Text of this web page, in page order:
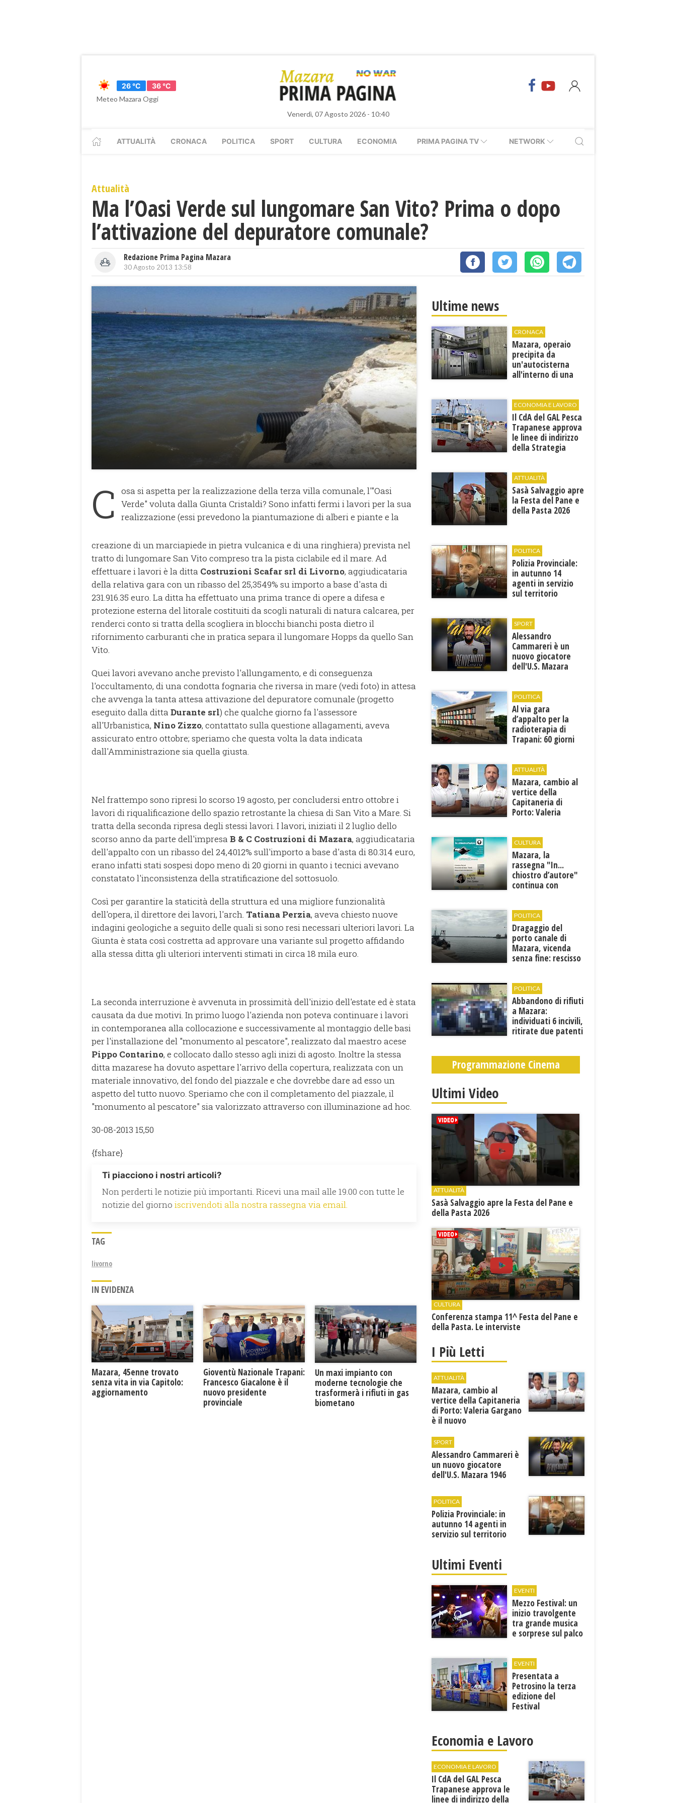
26 °C
36 °C
Meteo Mazara Oggi
Venerdì, 07 Agosto 2026 - 10:40
ATTUALITÀ CRONACA POLITICA SPORT CULTURA ECONOMIA PRIMA PAGINA TV NETWORK
Attualità
Ma l’Oasi Verde sul lungomare San Vito? Prima o dopo
l’attivazione del depuratore comunale?
Redazione Prima Pagina Mazara
30 Agosto 2013 13:58
C
osa si aspetta per la realizzazione della terza villa comunale, l'"Oasi
Verde" voluta dalla Giunta Cristaldi? Sono infatti fermi i lavori per la sua
realizzazione (essi prevedono la piantumazione di alberi e piante e la
creazione di un marciapiede in pietra vulcanica e di una ringhiera) prevista nel
tratto di lungomare San Vito compreso tra la pista ciclabile ed il mare. Ad
effettuare i lavori è la ditta Costruzioni Scafar srl di Livorno, aggiudicataria
della relativa gara con un ribasso del 25,3549% su importo a base d'asta di
231.916.35 euro. La ditta ha effettuato una prima trance di opere a difesa e
protezione esterna del litorale costituiti da scogli naturali di natura calcarea, per
renderci conto si tratta della scogliera in blocchi bianchi posta dietro il
rifornimento carburanti che in pratica separa il lungomare Hopps da quello San
Vito.
Quei lavori avevano anche previsto l'allungamento, e di conseguenza
l'occultamento, di una condotta fognaria che riversa in mare (vedi foto) in attesa
che avvenga la tanta attesa attivazione del depuratore comunale (progetto
eseguito dalla ditta Durante srl) che qualche giorno fa l'assessore
all'Urbanistica, Nino Zizzo, contattato sulla questione allagamenti, aveva
assicurato entro ottobre; speriamo che questa volta la data indicata
dall'Amministrazione sia quella giusta.
Nel frattempo sono ripresi lo scorso 19 agosto, per concludersi entro ottobre i
lavori di riqualificazione dello spazio retrostante la chiesa di San Vito a Mare. Si
tratta della seconda ripresa degli stessi lavori. I lavori, iniziati il 2 luglio dello
scorso anno da parte dell'impresa B & C Costruzioni di Mazara, aggiudicataria
dell'appalto con un ribasso del 24,4012% sull'importo a base d'asta di 80.314 euro,
erano infatti stati sospesi dopo meno di 20 giorni in quanto i tecnici avevano
constatato l'inconsistenza della stratificazione del sottosuolo.
Così per garantire la staticità della struttura ed una migliore funzionalità
dell'opera, il direttore dei lavori, l'arch. Tatiana Perzia, aveva chiesto nuove
indagini geologiche a seguito delle quali si sono resi necessari ulteriori lavori. La
Giunta è stata così costretta ad approvare una variante sul progetto affidando
alla stessa ditta gli ulteriori interventi stimati in circa 18 mila euro.
La seconda interruzione è avvenuta in prossimità dell'inizio dell'estate ed è stata
causata da due motivi. In primo luogo l'azienda non poteva continuare i lavori
in contemporanea alla collocazione e successivamente al montaggio delle basi
per l'installazione del "monumento al pescatore", realizzato dal maestro acese
Pippo Contarino, e collocato dallo stesso agli inizi di agosto. Inoltre la stessa
ditta mazarese ha dovuto aspettare l'arrivo della copertura, realizzata con un
materiale innovativo, del fondo del piazzale e che dovrebbe dare ad esso un
aspetto del tutto nuovo. Speriamo che con il completamento del piazzale, il
"monumento al pescatore" sia valorizzato attraverso con illuminazione ad hoc.
30-08-2013 15,50
{fshare}
Ti piacciono i nostri articoli?
Non perderti le notizie più importanti. Ricevi una mail alle 19.00 con tutte le
notizie del giorno iscrivendoti alla nostra rassegna via email.
TAG
livorno
IN EVIDENZA
Mazara, 45enne trovato
senza vita in via Capitolo:
aggiornamento
Gioventù Nazionale Trapani:
Francesco Giacalone è il
nuovo presidente
provinciale
Un maxi impianto con
moderne tecnologie che
trasformerà i rifiuti in gas
biometano
Ultime news
CRONACA
Mazara, operaio
precipita da
un'autocisterna
all'interno di una
Sofia"
ECONOMIA E LAVORO
Il CdA del GAL Pesca
Trapanese approva
le linee di indirizzo
della Strategia
ATTUALITÀ
Sasà Salvaggio apre
la Festa del Pane e
della Pasta 2026
POLITICA
Polizia Provinciale:
in autunno 14
agenti in servizio
sul territorio
SPORT
Alessandro
Cammareri è un
nuovo giocatore
dell'U.S. Mazara
POLITICA
Al via gara
d’appalto per la
radioterapia di
Trapani: 60 giorni
ATTUALITÀ
Mazara, cambio al
vertice della
Capitaneria di
Porto: Valeria
CULTURA
Mazara, la
rassegna "In...
chiostro d’autore"
continua con
POLITICA
Dragaggio del
porto canale di
Mazara, vicenda
senza fine: rescisso
POLITICA
Abbandono di rifiuti
a Mazara:
individuati 6 incivili,
ritirate due patenti
Programmazione Cinema
Ultimi Video
ATTUALITÀ
Sasà Salvaggio apre la Festa del Pane e
della Pasta 2026
CULTURA
Conferenza stampa 11^ Festa del Pane e
della Pasta. Le interviste
I Più Letti
ATTUALITÀ
Mazara, cambio al
vertice della Capitaneria
di Porto: Valeria Gargano
è il nuovo
SPORT
Alessandro Cammareri è
un nuovo giocatore
dell'U.S. Mazara 1946
POLITICA
Polizia Provinciale: in
autunno 14 agenti in
servizio sul territorio
Ultimi Eventi
EVENTI
Mezzo Festival: un
inizio travolgente
tra grande musica
e sorprese sul palco
EVENTI
Presentata a
Petrosino la terza
edizione del
Festival
"Voci dal
Mediterraneo"
Economia e Lavoro
ECONOMIA E LAVORO
Il CdA del GAL Pesca
Trapanese approva le
linee di indirizzo della